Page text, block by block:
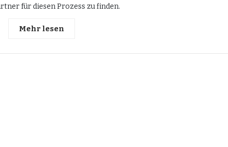
für diesen Prozess zu finden.
Mehr lesen